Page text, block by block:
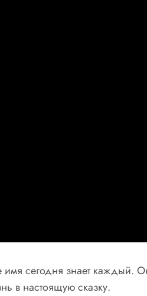
имя сегодня знает каждый.
в настоящую сказку.